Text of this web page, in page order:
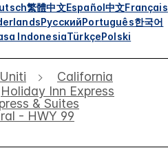
繁體中文Español中文Français
РусскийPortuguês한국어
IndonesiaTürkçePolski
California
Holiday Inn Express
& Suites
- HWY 99